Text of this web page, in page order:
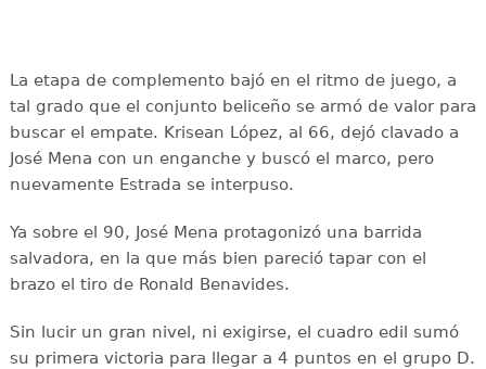
La etapa de complemento bajó en el ritmo de juego, a
tal grado que el conjunto beliceño se armó de valor para
buscar el empate. Krisean López, al 66, dejó clavado a
José Mena con un enganche y buscó el marco, pero
nuevamente Estrada se interpuso.
Ya sobre el 90, José Mena protagonizó una barrida
salvadora, en la que más bien pareció tapar con el
brazo el tiro de Ronald Benavides.
Sin lucir un gran nivel, ni exigirse, el cuadro edil sumó
su primera victoria para llegar a 4 puntos en el grupo D.